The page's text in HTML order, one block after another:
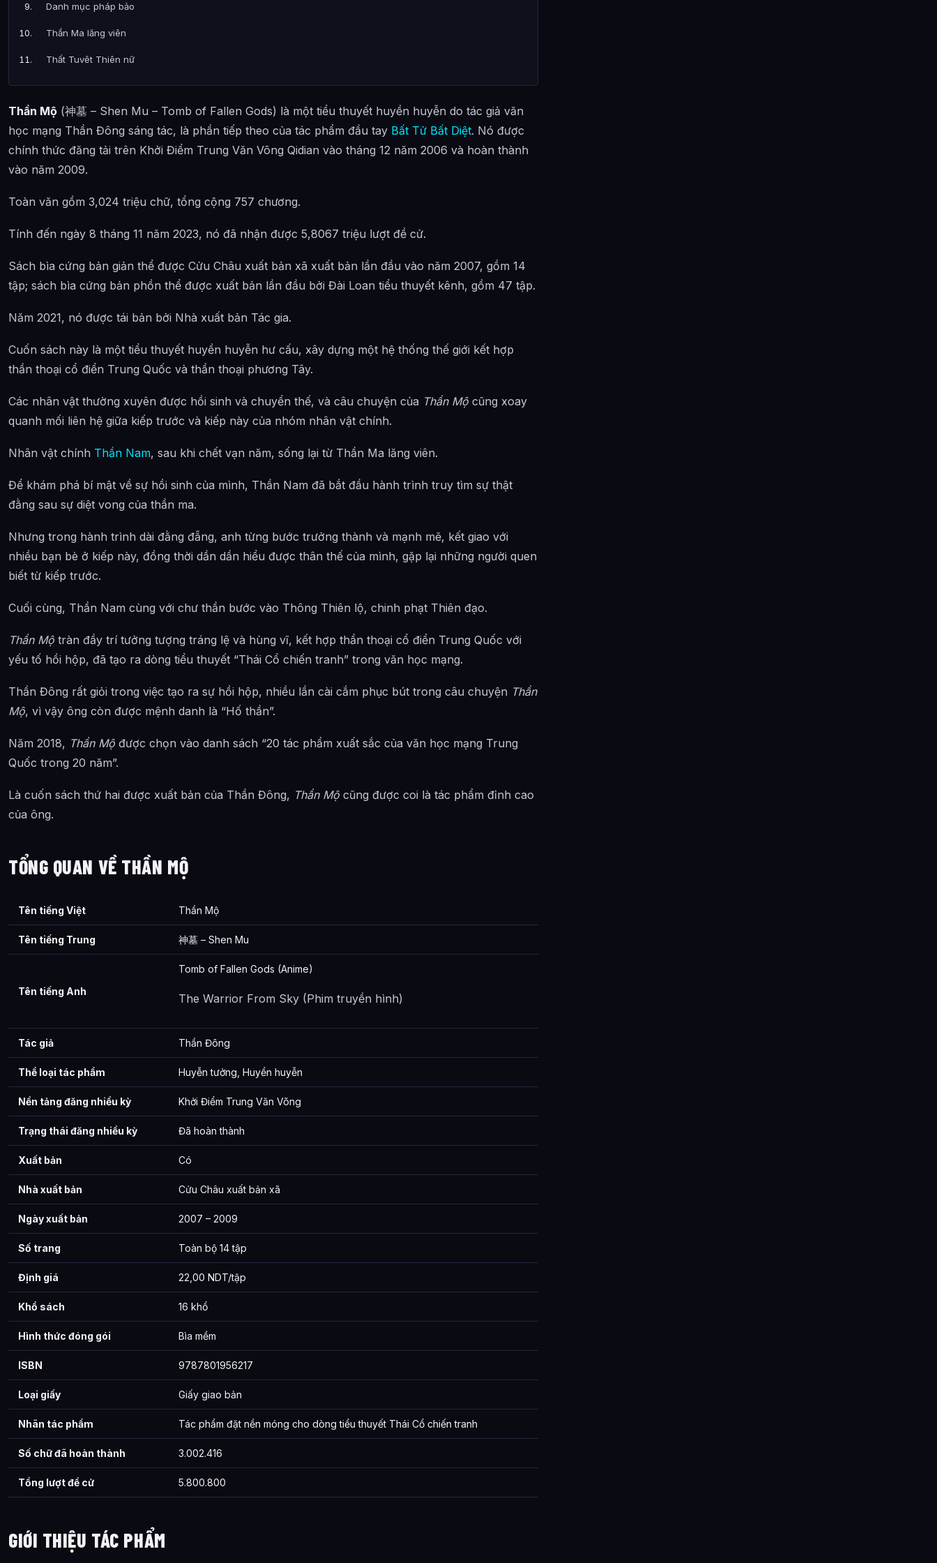
Danh mục pháp bảo
Thần Ma lăng viên
Thất Tuyệt Thiên nữ
Thiên Nguyên đại lục
Long
Mục lục tác phẩm
Tóm tắt cốt truyện
Phần 4: Tuyệt thế phong vân (Chương 136-203)
Phần 6: Khai mở nội thiên địa (Chương 272-335)
Phần 7: Tử vong chi địa (Chương 336-400)
Phần 8: Hỗn loạn Thiên giới (Chương 401-461)
Phần 9: Loạn lạc Nhân gian giới (Chương 462-512)
Phần 10: Quân vương hiện thế (Chương 513-556)
Phần 11: Giết chóc quân vương (Chương 557-600)
Phần 12: Nghịch loạn thời không (Chương 601-656)
Phần 13: Lục giới sụp đổ (Chương 657-703)
Phần 14: Táng Thiên (Chương 704-757)
Đặc điểm nghệ thuật
Sáng tạo lại thần thoại truyền thống Trung Quốc
Kết hợp hài hòa yếu tố hài kịch
Mô hình trưởng thành của chủ nghĩa hiện thực tình cảm
Đánh giá tác phẩm
Vinh dự đạt được
Ảnh về Thần Mộ
Câu Hỏi Thường Gặp
Cảnh giới tu luyện của Thần Mộ như thế nào?
Thần Mộ xuất hiện trong tác phẩm nào?
Thông tin về Thần Mộ được tổng hợp từ đâu?
Thần Mộ (神墓 – Shen Mu – Tomb of Fallen Gods) là một tiểu thuyết huyền huyễn do tác giả văn
học mạng Thần Đông sáng tác, là phần tiếp theo của tác phẩm đầu tay Bất Tử Bất Diệt. Nó được
chính thức đăng tải trên Khởi Điểm Trung Văn Võng Qidian vào tháng 12 năm 2006 và hoàn thành
vào năm 2009.
Toàn văn gồm 3,024 triệu chữ, tổng cộng 757 chương.
Tính đến ngày 8 tháng 11 năm 2023, nó đã nhận được 5,8067 triệu lượt đề cử.
Sách bìa cứng bản giản thể được Cửu Châu xuất bản xã xuất bản lần đầu vào năm 2007, gồm 14
tập; sách bìa cứng bản phồn thể được xuất bản lần đầu bởi Đài Loan tiểu thuyết kênh, gồm 47 tập.
Năm 2021, nó được tái bản bởi Nhà xuất bản Tác gia.
Cuốn sách này là một tiểu thuyết huyền huyễn hư cấu, xây dựng một hệ thống thế giới kết hợp
thần thoại cổ điển Trung Quốc và thần thoại phương Tây.
Các nhân vật thường xuyên được hồi sinh và chuyển thế, và câu chuyện của Thần Mộ cũng xoay
quanh mối liên hệ giữa kiếp trước và kiếp này của nhóm nhân vật chính.
Nhân vật chính Thần Nam, sau khi chết vạn năm, sống lại từ Thần Ma lăng viên.
Để khám phá bí mật về sự hồi sinh của mình, Thần Nam đã bắt đầu hành trình truy tìm sự thật
đằng sau sự diệt vong của thần ma.
Nhưng trong hành trình dài đằng đẵng, anh từng bước trưởng thành và mạnh mẽ, kết giao với
nhiều bạn bè ở kiếp này, đồng thời dần dần hiểu được thân thế của mình, gặp lại những người quen
biết từ kiếp trước.
Cuối cùng, Thần Nam cùng với chư thần bước vào Thông Thiên lộ, chinh phạt Thiên đạo.
Thần Mộ tràn đầy trí tưởng tượng tráng lệ và hùng vĩ, kết hợp thần thoại cổ điển Trung Quốc với
yếu tố hồi hộp, đã tạo ra dòng tiểu thuyết “Thái Cổ chiến tranh” trong văn học mạng.
Thần Đông rất giỏi trong việc tạo ra sự hồi hộp, nhiều lần cài cắm phục bút trong câu chuyện Thần
Mộ, vì vậy ông còn được mệnh danh là “Hố thần”.
Năm 2018, Thần Mộ được chọn vào danh sách “20 tác phẩm xuất sắc của văn học mạng Trung
Quốc trong 20 năm”.
Là cuốn sách thứ hai được xuất bản của Thần Đông, Thần Mộ cũng được coi là tác phẩm đỉnh cao
của ông.
TỔNG QUAN VỀ THẦN MỘ
Tên tiếng Việt Thần Mộ
Tên tiếng Trung 神墓 – Shen Mu
Tên tiếng Anh
Tomb of Fallen Gods (Anime)
The Warrior From Sky (Phim truyền hình)
Tác giả Thần Đông
Thể loại tác phẩm Huyễn tưởng, Huyền huyễn
Nền tảng đăng nhiều kỳ Khởi Điểm Trung Văn Võng
Trạng thái đăng nhiều kỳ Đã hoàn thành
Xuất bản Có
Nhà xuất bản Cửu Châu xuất bản xã
Ngày xuất bản 2007 – 2009
Số trang Toàn bộ 14 tập
Định giá 22,00 NDT/tập
Khổ sách 16 khổ
Hình thức đóng gói Bìa mềm
ISBN 9787801956217
Loại giấy Giấy giao bản
Nhãn tác phẩm Tác phẩm đặt nền móng cho dòng tiểu thuyết Thái Cổ chiến tranh
Số chữ đã hoàn thành 3.002.416
Tổng lượt đề cử 5.800.800
GIỚI THIỆU TÁC PHẨM